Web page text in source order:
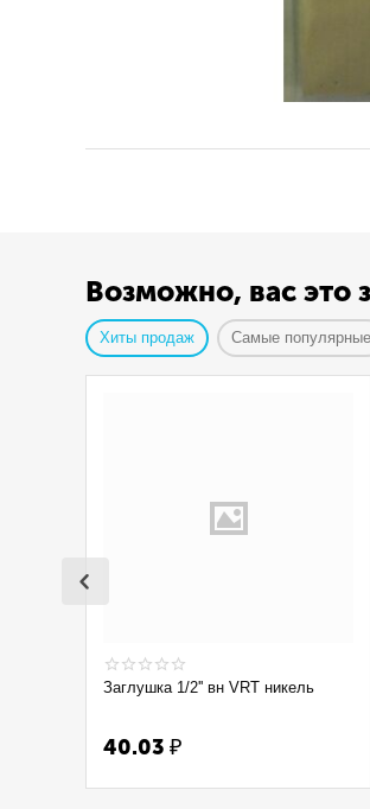
Возможно, вас это
Хиты продаж Самые популярные
Заглушка 1/2'' вн VRT никель
40.03 ₽